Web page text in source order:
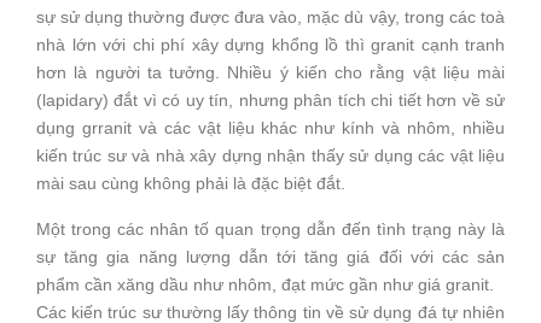
sự sử dụng thường được đưa vào, mặc dù vậy, trong các toà
nhà lớn với chi phí xây dựng khổng lồ thì granit cạnh tranh
hơn là người ta tưởng. Nhiều ý kiến cho rằng vật liệu mài
(lapidary) đắt vì có uy tín, nhưng phân tích chi tiết hơn về sử
dụng grranit và các vật liệu khác như kính và nhôm, nhiều
kiến trúc sư và nhà xây dựng nhận thấy sử dụng các vật liệu
mài sau cùng không phải là đặc biệt đắt.
Một trong các nhân tố quan trọng dẫn đến tình trạng này là
sự tăng gia năng lượng dẫn tới tăng giá đối với các sản
phẩm cần xăng dầu như nhôm, đạt mức gần như giá granit.
Các kiến trúc sư thường lấy thông tin về sử dụng đá tự nhiên